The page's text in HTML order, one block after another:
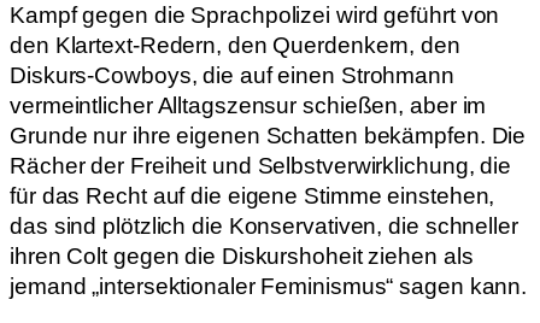
Kampf gegen die Sprachpolizei wird geführt von
den Klartext-Redern, den Querdenkern, den
Diskurs-Cowboys, die auf einen Strohmann
vermeintlicher Alltagszensur schießen, aber im
Grunde nur ihre eigenen Schatten bekämpfen. Die
Rächer der Freiheit und Selbst­verwirklichung, die
für das Recht auf die eigene Stimme einstehen,
das sind plötzlich die Konservativen, die schneller
ihren Colt gegen die Diskurshoheit ziehen als
jemand „intersektionaler Feminismus“ sagen kann.